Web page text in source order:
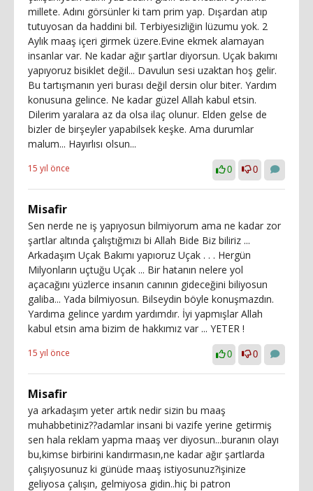
millete. Adını görsünler ki tam prim yap. Dışardan atıp
tutuyosan da haddini bil. Terbiyesizliğin lüzumu yok. 2
Aylık maaş içeri girmek üzere.Evine ekmek alamayan
insanlar var. Ne kadar ağır şartlar diyorsun. Uçak bakımı
yapıyoruz bisiklet değil... Davulun sesi uzaktan hoş gelir.
Bu tartışmanın yeri burası değil dersin olur biter. Yardım
konusuna gelince. Ne kadar güzel Allah kabul etsin.
Dilerim yaralara az da olsa ilaç olunur. Elden gelse de
bizler de birşeyler yapabilsek keşke. Ama durumlar
malum... Hayırlısı olsun...
15 yıl önce 0 0
Misafir
Sen nerde ne iş yapıyosun bilmiyorum ama ne kadar zor
şartlar altında çalıştığmızı bi Allah Bide Biz biliriz ...
Arkadaşım Uçak Bakımı yapıoruz Uçak . . . Hergün
Milyonların uçtuğu Uçak ... Bir hatanın nelere yol
açacağını yüzlerce insanın canının gideceğini biliyosun
galiba... Yada bilmiyosun. Bilseydin böyle konuşmazdın.
Yardıma gelince yardım yardımdır. İyi yapmışlar Allah
kabul etsin ama bizim de hakkımız var ... YETER !
15 yıl önce 0 0
Misafir
ya arkadaşım yeter artık nedir sizin bu maaş
muhabbetiniz??adamlar insani bi vazife yerine getirmiş
sen hala reklam yapma maaş ver diyosun...buranın olayı
bu,kimse birbirini kandırmasın,ne kadar ağır şartlarda
çalışıyosunuz ki günüde maaş istiyosunuz?işinize
geliyosa çalışın, gelmiyosa gidin..hiç bi patron